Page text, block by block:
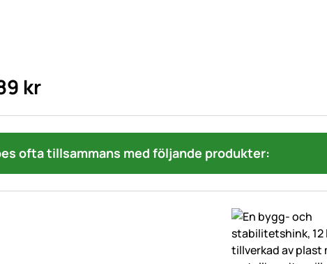
kr
ofta tillsammans med följande produkter: